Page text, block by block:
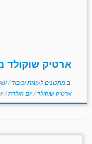
ארטיק שוקולד
ב מתכונים לעוגות וכיבוד/
ארטיק שוקולד/יום הולדת/